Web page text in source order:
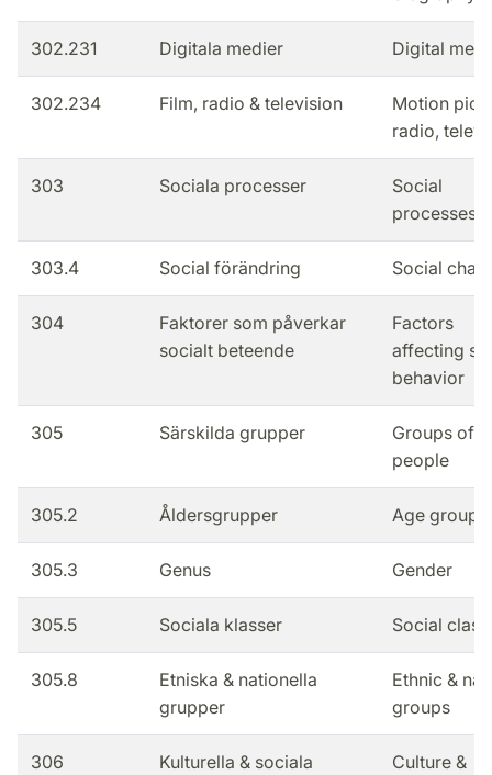
302.231 Digitala medier Digital
302.234 Film, radio & television
Motion
radio,
303 Sociala processer
Social
processes
303.4 Social förändring Social
304
Faktorer som påverkar
socialt beteende
Factors
affecting
behavior
305 Särskilda grupper
Groups of
people
305.2 Åldersgrupper Age groups
305.3 Genus Gender
305.5 Sociala klasser Social
305.8
Etniska & nationella
grupper
Ethnic &
groups
306
Kulturella & sociala
Culture &